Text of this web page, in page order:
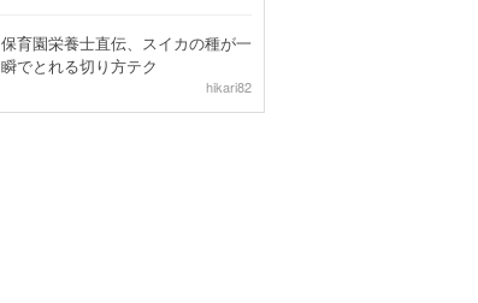
保育園栄養士直伝、スイカの種が一
瞬でとれる切り方テク
hikari82